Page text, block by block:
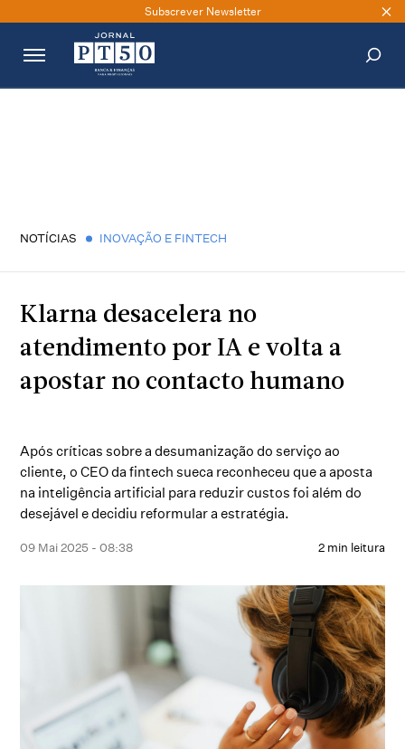
Subscrever Newsletter
NOTÍCIAS INOVAÇÃO E FINTECH
Klarna desacelera no
atendimento por IA e volta a
apostar no contacto humano
Após críticas sobre a desumanização do serviço ao
cliente, o CEO da fintech sueca reconheceu que a aposta
na inteligência artificial para reduzir custos foi além do
desejável e decidiu reformular a estratégia.
09 Mai 2025 - 08:38 2 min leitura